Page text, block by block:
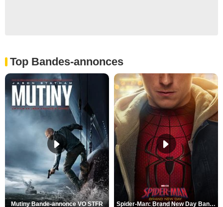
Top Bandes-annonces
Mutiny Bande-annonce VO STFR Spider-Man: Brand New Day Bande-annonce VO STFR